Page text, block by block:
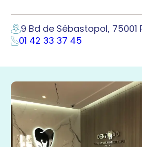
9 Bd de Sébastopol, 75001
01 42 33 37 45